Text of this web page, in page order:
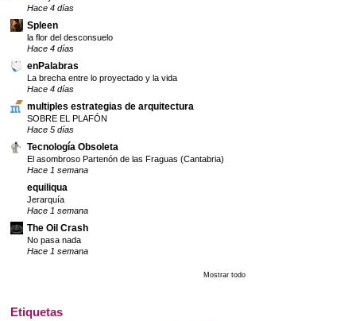
Hace 4 días
Spleen
la flor del desconsuelo
Hace 4 días
enPalabras
La brecha entre lo proyectado y la vida
Hace 4 días
multiples estrategias de arquitectura
SOBRE EL PLAFÓN
Hace 5 días
Tecnología Obsoleta
El asombroso Partenón de las Fraguas (Cantabria)
Hace 1 semana
equiliqua
Jerarquía
Hace 1 semana
The Oil Crash
No pasa nada
Hace 1 semana
Mostrar todo
Etiquetas